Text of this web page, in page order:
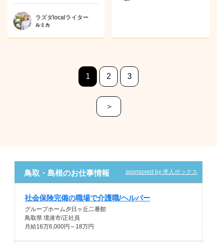
ラズダlocalライター
ルミカ
1 2 3
＞
鳥取・島根のお仕事情報 sponsored by 求人ボックス
社会保険完備の職場で介護職/ヘルパー
グループホーム夕日ヶ丘二番館
鳥取県 境港市/正社員
月給16万6,000円～18万円